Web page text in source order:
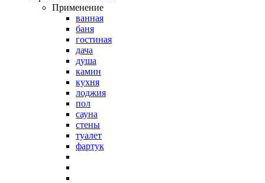
Применение
ванная
баня
гостиная
дача
душа
камин
кухня
лоджия
пол
сауна
стены
туалет
фартук